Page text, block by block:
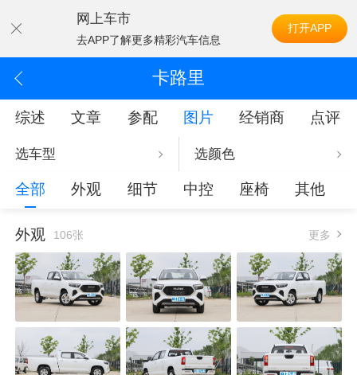
网上车市
去APP了解更多精彩汽车信息
打开APP
卡路里
综述 文章 参配 图片 经销商 点评
选车型 选颜色
全部 外观 细节 中控 座椅 其他
外观 106张 更多